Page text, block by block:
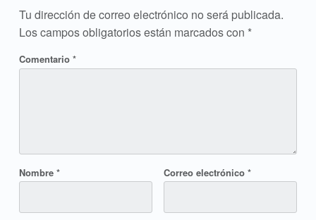
Tu dirección de correo electrónico no será publicada.
Los campos obligatorios están marcados con *
Comentario *
Nombre * Correo electrónico *